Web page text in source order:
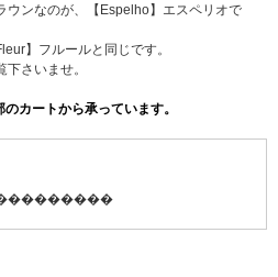
ウンなのが、【Espelho】エスペリオで
】フルールと同じです。
さいませ。